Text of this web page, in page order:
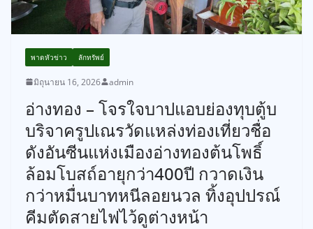
พาดหัวข่าว ลักทรัพย์
มิถุนายน 16, 2026 admin
อ่างทอง – โจรใจบาปแอบย่องทุบตู้บ
บริจาครูปเณรวัดแหล่งท่องเที่ยวชื่อ
ดังอันซีนแห่งเมืองอ่างทองต้นโพธิ์
ล้อมโบสถ์อายุกว่า400ปี กวาดเงิน
กว่าหมื่นบาทหนีลอยนวล ทิ้งอุปปรณ์
คีมตัดสายไฟไว้ดูต่างหน้า